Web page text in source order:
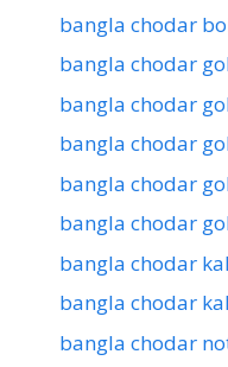
bangla chodar
bangla chodar
bangla chodar
bangla chodar
bangla chodar
bangla chodar
bangla chodar
bangla chodar
bangla chodar